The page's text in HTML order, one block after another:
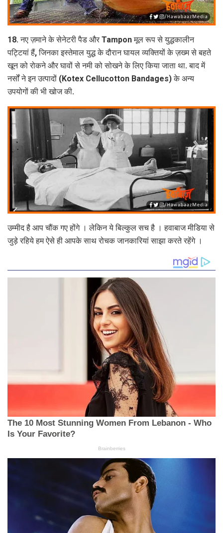
18. नए ज़माने के सेनेटरी पैड और Tampon मूल रूप से युद्धकालीन
पट्टियां हैं, जिनका इस्तेमाल युद्ध के दौरान घायल व्यक्तियों के ज़ख्म से बहते
खून को रोकने और घावों से नमी को सोखने के लिए किया जाता था. बाद में
नर्सों ने इन उत्पादों (Kotex Cellucotton Bandages) के अन्य
उपयोगों की भी खोज की.
उम्मीद है आप चौंक गए होंगे । लेकिन ये बिल्‍कुल सच है । हवाबाज मीडिया से
जुड़े रहिये हम ऐसे ही आपके साथ रोचक जानकारियां साझा करते रहेंगे ।